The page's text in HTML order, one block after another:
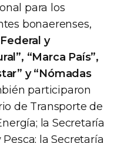
para los
bonaerenses,
y
“Marca País”,
y “Nómadas
participaron
de Transporte de
la Secretaría
la Secretaría